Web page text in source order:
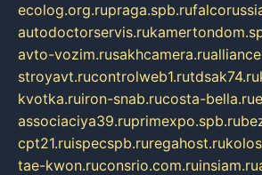
ecolog.org.rupraga.spb.ru
autodoctorservis.ru
avto-vozim.rusakhcamera.ru
stroyavt.rucontrolweb1.rutdsak74.ru
kvotka.ruiron-snab.rucosta-bella.ru
associaciya39.ruprimexpo.spb.ru
cpt21.ruispecspb.ruregahost.ru
tae-kwon.ruconsrio.com.ruinsiam.ru